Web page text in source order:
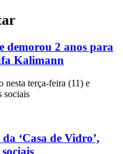
demorou 2 anos para
Kalimann
nesta terça-feira (11) e
sociais
‘Casa de Vidro’,